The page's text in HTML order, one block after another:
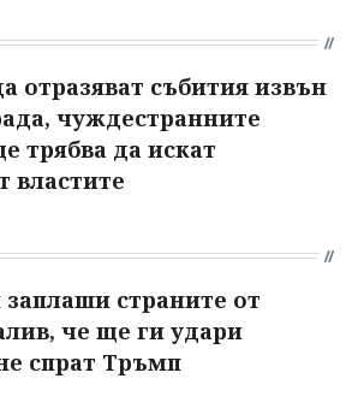
отразяват събития извън
чуждестранните
трябва да искат
властите
страните от
че ще ги удари
спрат Тръмп